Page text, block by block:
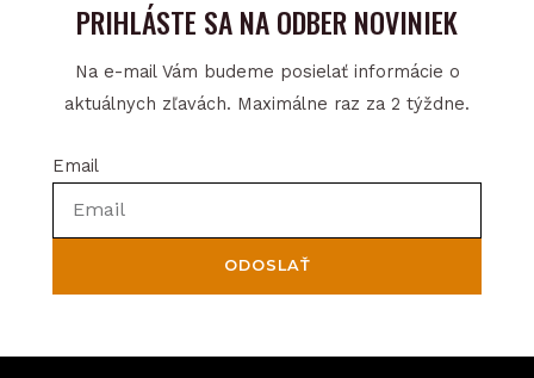
PRIHLÁSTE SA NA ODBER NOVINIEK
Na e-mail Vám budeme posielať informácie o
aktuálnych zľavách. Maximálne raz za 2 týždne.
Email
ODOSLAŤ